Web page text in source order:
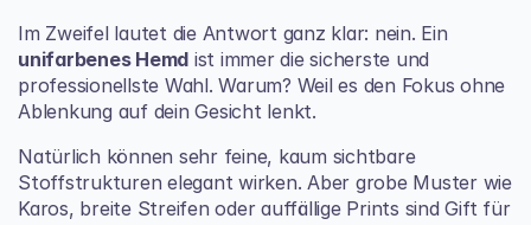
unifarbenes Hemd ist immer die sicherste und
professionellste Wahl. Warum? Weil es den Fokus ohne
Ablenkung auf dein Gesicht lenkt.
Natürlich können sehr feine, kaum sichtbare
Stoffstrukturen elegant wirken. Aber grobe Muster wie
Karos, breite Streifen oder auffällige Prints sind Gift für